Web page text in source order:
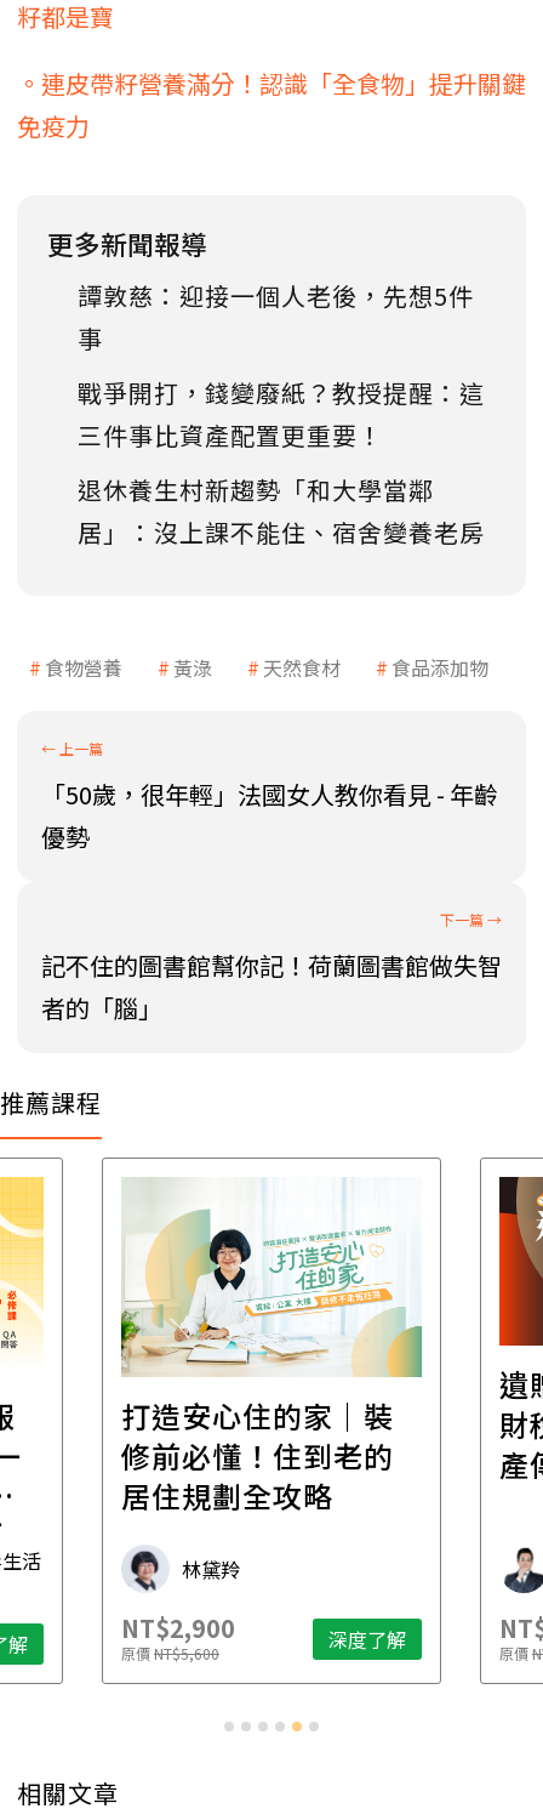
籽都是寶
。連皮帶籽營養滿分！認識「全食物」提升關鍵
免疫力
更多新聞報導
譚敦慈：迎接一個人老後，先想5件
事
戰爭開打，錢變廢紙？教授提醒：這
三件事比資產配置更重要！
退休養生村新趨勢「和大學當鄰
居」：沒上課不能住、宿舍變養老房
食物營養 黃淥 天然食材 食品添加物
「50歲，很年輕」法國女人教你看見 - 年齡
優勢
記不住的圖書館幫你記！荷蘭圖書館做失智
者的「腦」
推薦課程
活
解
打造安心住的家｜裝
修前必懂！住到老的
居住規劃全攻略
林黛羚
NT$2,900
原價NT$5,600 深度了解
遺
財
產
原價
相關文章